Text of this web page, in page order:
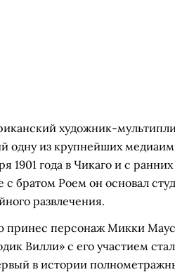
художник-
одну из крупнейших
1901 года в Чикаго и с
с братом Роем он основал
развлечения.
персонаж Микки
Вилли» с его участием
в истории